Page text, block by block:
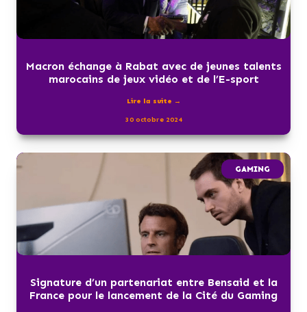
Macron échange à Rabat avec de jeunes talents
marocains de jeux vidéo et de l’E-sport
Lire la suite →
30 octobre 2024
GAMING
Signature d’un partenariat entre Bensaid et la
France pour le lancement de la Cité du Gaming